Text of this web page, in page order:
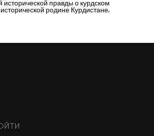
исторической правды о курдском
родине Курдистане.